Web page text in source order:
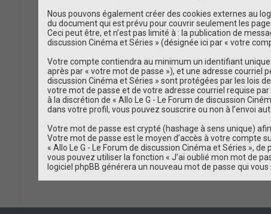
Nous pouvons également créer des cookies externes au
du document qui est prévu pour couvrir seulement les
Ceci peut être, et n’est pas limité à : la publication de
discussion Cinéma et Séries » (désignée ici par « votre
Votre compte contiendra au minimum un identifiant
après par « votre mot de passe »), et une adresse courriel
discussion Cinéma et Séries » sont protégées par les lois
votre mot de passe et de votre adresse courriel requise
à la discrétion de « Allo Le G - Le Forum de discussion
dans votre profil, vous pouvez souscrire ou non à l’envoi
Votre mot de passe est crypté (hashage à sens unique)
Votre mot de passe est le moyen d’accès à votre compte
« Allo Le G - Le Forum de discussion Cinéma et Séries »,
vous pouvez utiliser la fonction « J’ai oublié mon mot de
logiciel phpBB générera un nouveau mot de passe qui